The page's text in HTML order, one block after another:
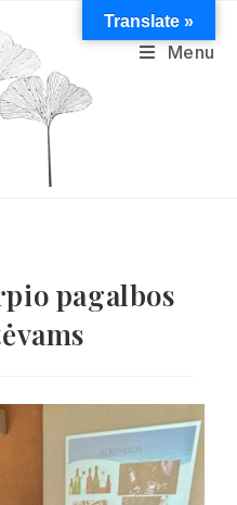
Menu
pagalbos
Translate »